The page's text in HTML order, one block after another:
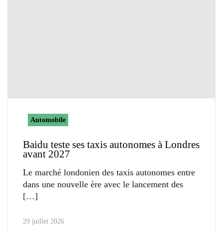
Automobile
Baidu teste ses taxis autonomes à Londres
avant 2027
Le marché londonien des taxis autonomes entre
dans une nouvelle ère avec le lancement des
29 juillet 2026